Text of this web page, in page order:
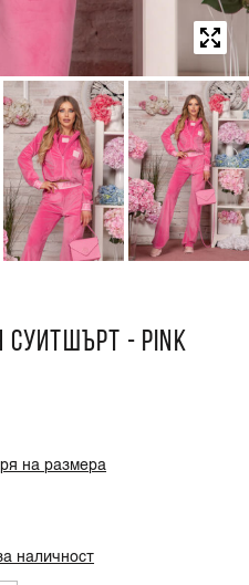
СУИТШЪРТ - PINK
на размера
наличност